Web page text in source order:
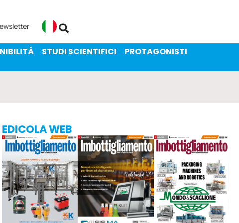
STUDI SCIENTIFICI
PROTAGONISTI
EDICOLA WEB